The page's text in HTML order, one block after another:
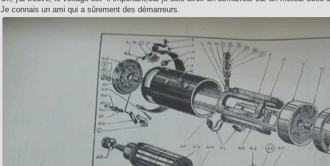
g
Je connais un ami qui a sûrement des démarreurs.